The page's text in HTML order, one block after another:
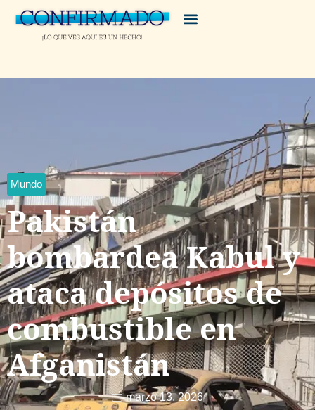
Mundo
Pakistán
bombardea Kabul y
ataca depósitos de
combustible en
Afganistán
marzo 13, 2026